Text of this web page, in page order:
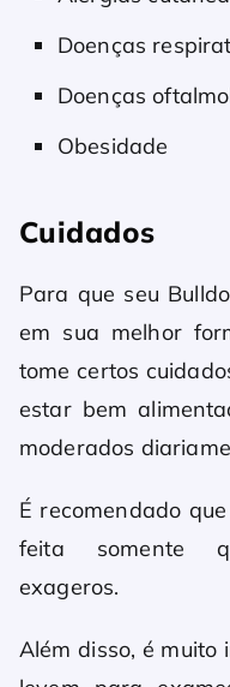
Doenças
Doenças
Obesidade
Cuidados
Para que seu
em sua melhor
tome certos
estar bem
moderados
É recomendado
feita somente
exageros.
Além disso, é muito